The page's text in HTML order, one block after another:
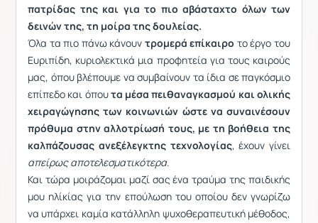
πατρίδας της και για το πιο αβάσταχτο όλων των
δεινών της, τη μοίρα της δουλείας.
Όλα τα πιο πάνω κάνουν τρομερά επίκαιρο το έργο του
Ευριπίδη, κυριολεκτικά μια προφητεία για τους καιρούς
μας, όπου βλέπουμε να συμβαίνουν τα ίδια σε παγκόσμιο
επίπεδο και όπουτα μέσα πειθαναγκασμού και ολικής
χειραγώγησης των κοινωνιών ώστε να συναινέσουν
πρόθυμα στην αλλοτρίωσή τους, με τη βοήθεια της
καλπάζουσας ανεξέλεγκτης τεχνολογίας, έχουν γίνει
απείρως αποτελεσματικότερα.
Και τώρα μοιράζομαι μαζί σας ένα τραύμα της παιδικής
μου ηλίκίας για την επούλωση του οποίου δεν γνωρίζω
να υπάρχει καμία κατάλληλη ψυχοθεραπευτική μέθοδος,